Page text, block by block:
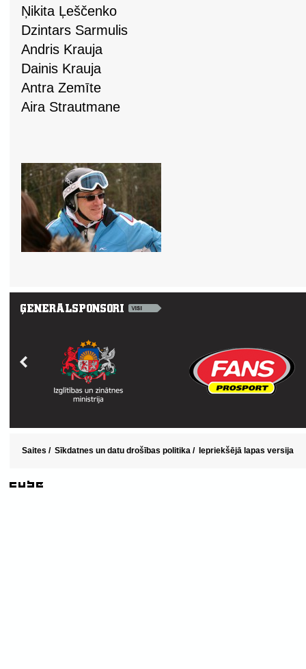
Ņikita Ļeščenko
Dzintars Sarmulis
Andris Krauja
Dainis Krauja
Antra Zemīte
Aira Strautmane
Saites / Sīkdatnes un datu drošības politika / Iepriekšējā lapas versija